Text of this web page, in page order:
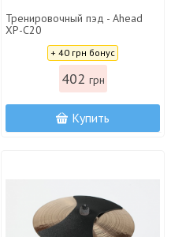
Тренировочный пэд - Ahead
XP-C20
+ 40 грн бонус
402 грн
Купить